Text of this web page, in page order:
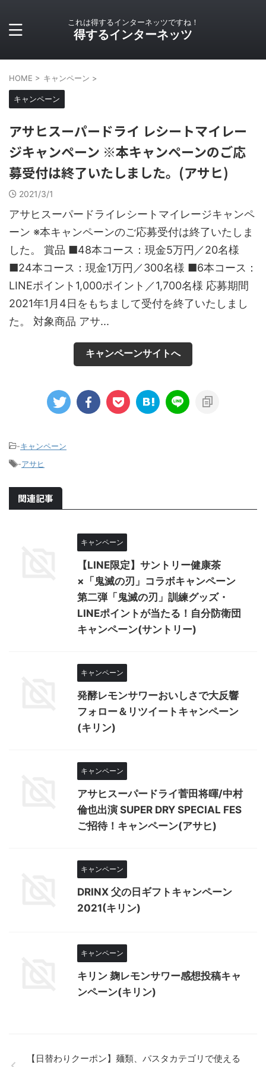
これは得するインターネッツですね！
得するインターネッツ
HOME > キャンペーン >
キャンペーン
アサヒスーパードライ レシートマイレー
ジキャンペーン ※本キャンペーンのご応
募受付は終了いたしました。(アサヒ)
2021/3/1
アサヒスーパードライレシートマイレージキャンペ
ーン ※本キャンペーンのご応募受付は終了いたしま
した。 賞品 ■48本コース：現金5万円／20名様
■24本コース：現金1万円／300名様 ■6本コース：
LINEポイント1,000ポイント／1,700名様 応募期間
2021年1月4日をもちまして受付を終了いたしまし
た。 対象商品 アサ...
キャンペーンサイトへ
-キャンペーン
-アサヒ
関連記事
キャンペーン
【LINE限定】サントリー健康茶
×「鬼滅の刃」コラボキャンペーン
第二弾「鬼滅の刃」訓練グッズ・
LINEポイントが当たる！自分防衛団
キャンペーン(サントリー)
キャンペーン
発酵レモンサワーおいしさで大反響
フォロー＆リツイートキャンペーン
(キリン)
キャンペーン
アサヒスーパードライ菅田将暉/中村
倫也出演 SUPER DRY SPECIAL FES
ご招待！キャンペーン(アサヒ)
キャンペーン
DRINX 父の日ギフトキャンペーン
2021(キリン)
キャンペーン
キリン 麹レモンサワー感想投稿キャ
ンペーン(キリン)
【日替わりクーポン】麺類、パスタカテゴリで使える